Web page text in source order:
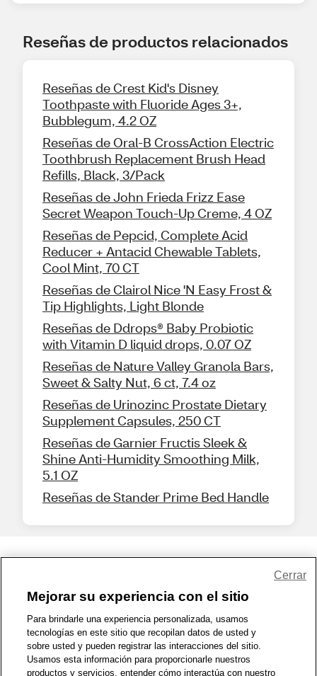
Reseñas de productos relacionados
Reseñas de Crest Kid's Disney
Toothpaste with Fluoride Ages 3+,
Bubblegum, 4.2 OZ
Reseñas de Oral-B CrossAction Electric
Toothbrush Replacement Brush Head
Refills, Black, 3/Pack
Reseñas de John Frieda Frizz Ease
Secret Weapon Touch-Up Creme, 4 OZ
Reseñas de Pepcid, Complete Acid
Reducer + Antacid Chewable Tablets,
Cool Mint, 70 CT
Reseñas de Clairol Nice 'N Easy Frost &
Tip Highlights, Light Blonde
Reseñas de Ddrops® Baby Probiotic
with Vitamin D liquid drops, 0.07 OZ
Reseñas de Nature Valley Granola Bars,
Sweet & Salty Nut, 6 ct, 7.4 oz
Reseñas de Urinozinc Prostate Dietary
Supplement Capsules, 250 CT
Reseñas de Garnier Fructis Sleek &
Shine Anti-Humidity Smoothing Milk,
5.1 OZ
Reseñas de Stander Prime Bed Handle
1-800-679-9691 | Contáctenos | Términos de Uso | Accesibilidad
Política de Privacidad | WA Privacy Policy | Mapa del sitio
Zona de Bienestar | © 1999 - 2026 CVS.com
Mejorar su experiencia con el sitio
Para brindarle una experiencia personalizada, usamos
tecnologías en este sitio que recopilan datos de usted y
sobre usted y pueden registrar las interacciones del sitio.
Usamos esta información para proporcionarle nuestros
productos y servicios, entender cómo interactúa con nuestro
Cerrar